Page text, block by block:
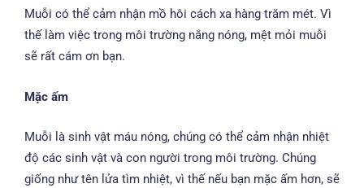
Muỗi có thể cảm nhận mồ hôi cách xa hàng trăm mét. Vì
thế làm việc trong môi trường nắng nóng, mệt mỏi muỗi
sẽ rất cám ơn bạn.
Mặc ấm
Muỗi là sinh vật máu nóng, chúng có thể cảm nhận nhiệt
độ các sinh vật và con người trong môi trường. Chúng
giống như tên lửa tìm nhiệt, vì thế nếu bạn mặc ấm hơn, sẽ